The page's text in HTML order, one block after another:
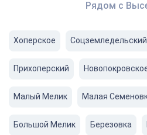
Рядом с
Хоперское Соцземледельский
Прихоперский
Малый Мелик Малая
Большой Мелик Березовка